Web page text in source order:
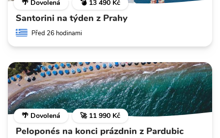
🌴 Dovolená 💣 13 490 Kč
Santorini na týden z Prahy
Před 26 hodinami
🌴 Dovolená 🚀 11 990 Kč
Peloponés na konci prázdnin z Pardubic